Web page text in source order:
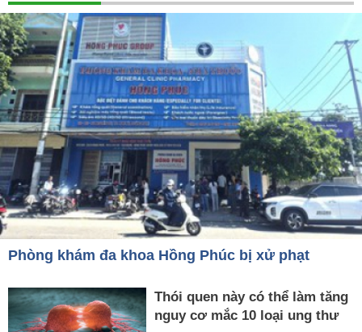
Phòng khám đa khoa Hồng Phúc bị xử phạt
Thói quen này có thể làm tăng
nguy cơ mắc 10 loại ung thư